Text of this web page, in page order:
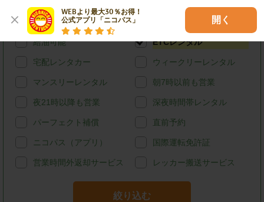
WEBより最大30％お得！
公式アプリ「ニコパス」
開く
カード決済
給油可能 ETCレンタル
宅配レンタカー ウィークリーレンタル
マンスリーレンタル 朝7時以前も営業
夜21時以降も営業 深夜時間帯レンタル
パーフェクト補償 直前予約
ニコパス（アプリ） 国際運転免許証
営業時間外返却サービス レッカー搬送サービス
絞り込む